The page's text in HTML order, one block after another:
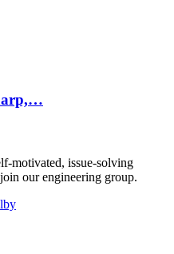
motivated, issue-solving
our engineering group.